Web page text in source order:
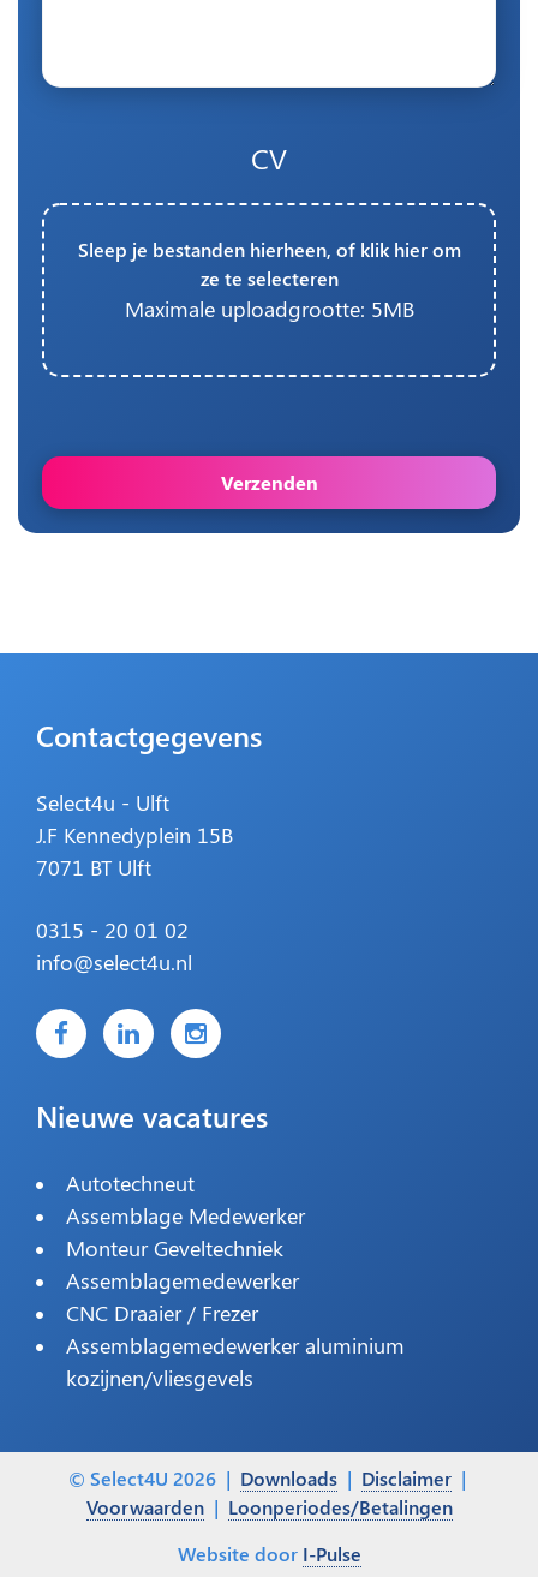
CV
Sleep je bestanden hierheen, of klik hier om
ze te selecteren
Maximale uploadgrootte: 5MB
Verzenden
Contactgegevens
Select4u - Ulft
J.F Kennedyplein 15B
7071 BT Ulft
0315 - 20 01 02
info@select4u.nl
Nieuwe vacatures
Autotechneut
Assemblage Medewerker
Monteur Geveltechniek
Assemblagemedewerker
CNC Draaier / Frezer
Assemblagemedewerker aluminium
kozijnen/vliesgevels
© Select4U 2026 | Downloads| Disclaimer|
Voorwaarden| Loonperiodes/Betalingen
Website door I-Pulse